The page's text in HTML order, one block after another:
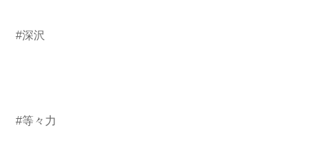
#深沢
#等々力